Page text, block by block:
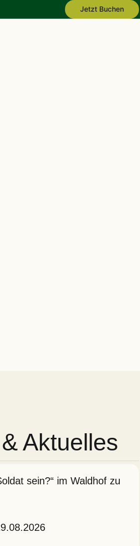
Jetzt Buchen
Aktuelles
sein?“ im Waldhof zu